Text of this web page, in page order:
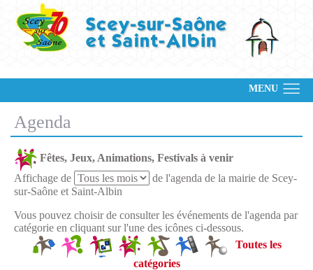
MENU
Agenda
Fêtes, Jeux, Animations, Festivals à venir
Affichage de
de l'agenda de la mairie de Scey-
sur-Saône et Saint-Albin
Vous pouvez choisir de consulter les événements de l'agenda par
catégorie en cliquant sur l'une des icônes ci-dessous.
Toutes les
catégories